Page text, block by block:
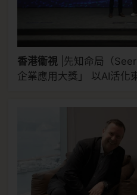
香港衞視| 先知命局（
企業應用大獎」 以AI活化